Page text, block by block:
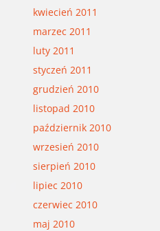
kwiecień 2011
marzec 2011
luty 2011
styczeń 2011
grudzień 2010
listopad 2010
październik 2010
wrzesień 2010
sierpień 2010
lipiec 2010
czerwiec 2010
maj 2010